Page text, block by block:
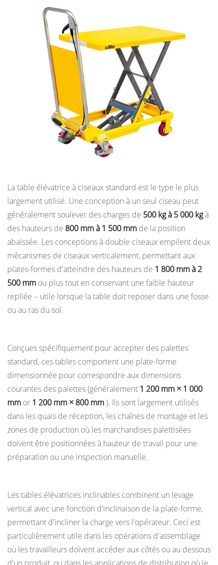
Tables
élévatrices
hydrauliques
Tables
élévatrices
électromécaniques
élévatrices
pneumatiques
hydrauliques
manuelles
5
Applications
courantes
des
tables
élévatrices
dans
tous
5.1
Entreposage
et
logistique
5.2
Lignes
de
fabrication
et
Quais
de
chargement
et
nivellement
La table élévatrice à ciseaux standard est le type le plus
largement utilisé. Une conception à un seul ciseau peut
généralement soulever des charges de 500 kg à 5 000 kgà
des hauteurs de 800 mm à 1 500 mm de la position
abaissée. Les conceptions à double ciseaux empilent deux
mécanismes de ciseaux verticalement, permettant aux
plates-formes d'atteindre des hauteurs de 1 800 mm à 2
500 mm ou plus tout en conservant une faible hauteur
repliée – utile lorsque la table doit reposer dans une fosse
ou au ras du sol.
Conçues spécifiquement pour accepter des palettes
standard, ces tables comportent une plate-forme
dimensionnée pour correspondre aux dimensions
courantes des palettes (généralement 1 200 mm × 1 000
mm or 1 200 mm × 800 mm). Ils sont largement utilisés
dans les quais de réception, les chaînes de montage et les
zones de production où les marchandises palettisées
doivent être positionnées à hauteur de travail pour une
préparation ou une inspection manuelle.
Les tables élévatrices inclinables combinent un levage
vertical avec une fonction d'inclinaison de la plate-forme,
permettant d'incliner la charge vers l'opérateur. Ceci est
particulièrement utile dans les opérations d'assemblage
où les travailleurs doivent accéder aux côtés ou au dessous